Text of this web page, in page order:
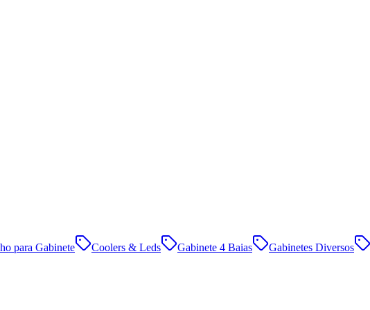
para Gabinete Coolers & Leds Gabinete 4 Baias Gabinetes Diversos